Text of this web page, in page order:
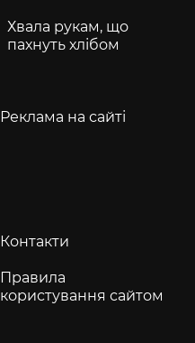
Хвала рукам, що
пахнуть хлібом
Реклама на сайті
Контакти
Правила
користування сайтом